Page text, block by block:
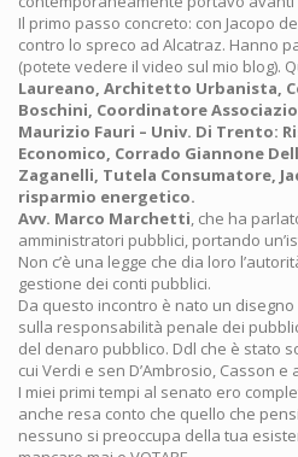
Il primo passo concreto: con Jacopo
contro lo spreco ad Alcatraz. Hanno
(potete vedere il video sul mio blog).
Laureano, Architetto Urbanista,
Boschini, Coordinatore
Maurizio Fauri – Univ. Di Trento:
Economico, Corrado Giannone
Zaganelli, Tutela Consumatore,
risparmio energetico.
Avv. Marco Marchetti, che ha
amministratori pubblici, portando
Non c’è una legge che dia loro
gestione dei conti pubblici.
Da questo incontro è nato un
sulla responsabilità penale dei
del denaro pubblico. Ddl che è stato
cui Verdi e sen D’Ambrosio, Casson e
I miei primi tempi al senato ero
anche resa conto che quello che
nessuno si preoccupa della tua